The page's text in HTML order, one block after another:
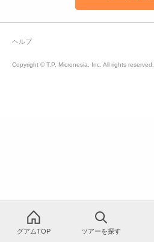
ヘルプ
Copyright © T.P. Micronesia, Inc. All rights reserved.
グアムTOP ツアーを探す